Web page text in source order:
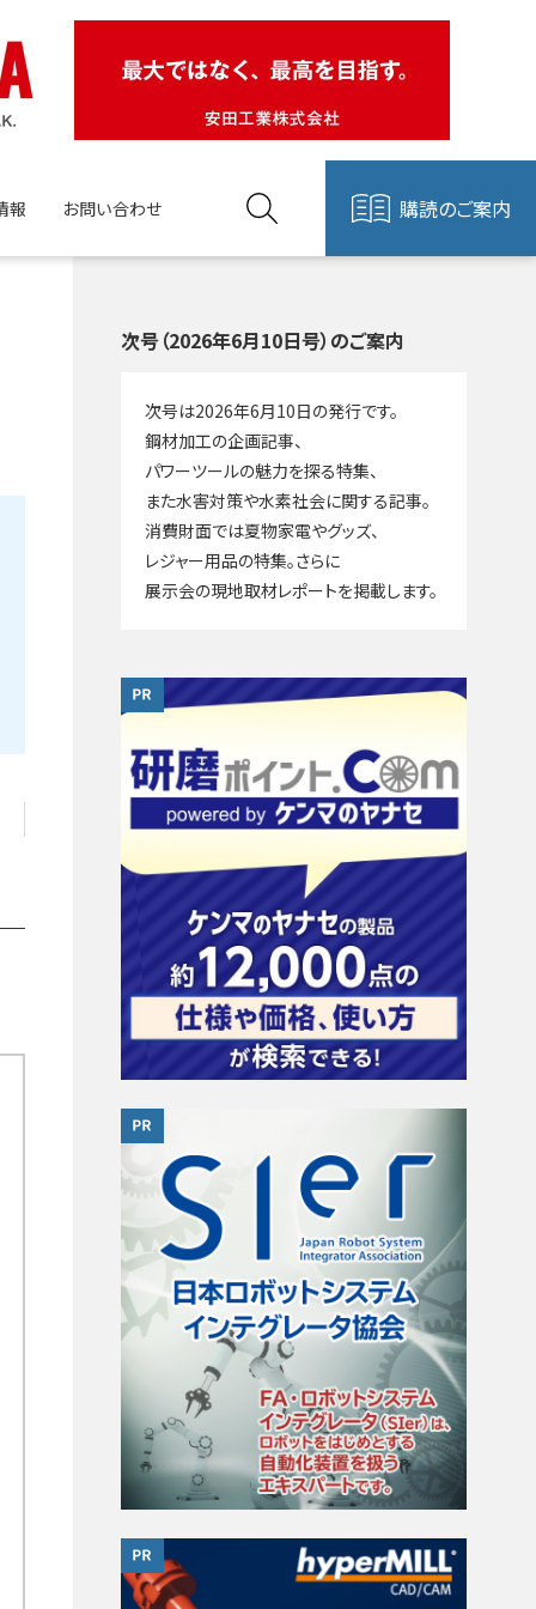
報 お問い合わせ 購読のご案内
次号（2026年6月10日号）のご案内
次号は2026年6月10日の発行です。
鋼材加工の企画記事、
パワーツールの魅力を探る特集、
また水害対策や水素社会に関する記事。
消費財面では夏物家電やグッズ、
レジャー用品の特集。さらに
展示会の現地取材レポートを掲載します。